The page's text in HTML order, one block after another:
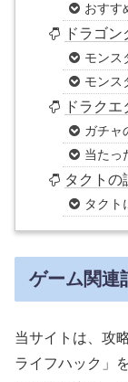
おすす
ドラゴ
モンス
モンス
ドラク
ガチャ
当たっ
タクトの
タクト
ゲーム関連
当サイトは、攻
ライフハック」